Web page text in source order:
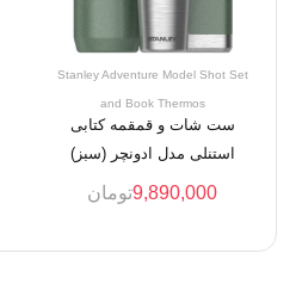
Stanley Adventure Model Shot Set
and Book Thermos
ست شات و قمقمه کتابی
استنلی مدل ادونچر (سبز)
9,890,000تومان